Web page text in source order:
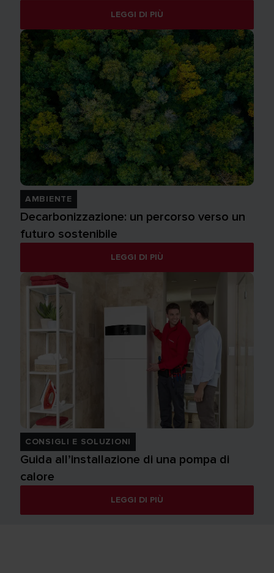
LEGGI DI PIÙ
AMBIENTE
Decarbonizzazione: un percorso verso un
futuro sostenibile
LEGGI DI PIÙ
CONSIGLI E SOLUZIONI
Guida all’installazione di una pompa di
calore
LEGGI DI PIÙ